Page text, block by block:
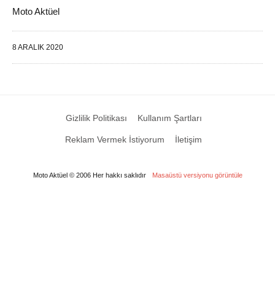
Moto Aktüel
8 ARALIK 2020
Gizlilik Politikası Kullanım Şartları
Reklam Vermek İstiyorum İletişim
Moto Aktüel © 2006 Her hakkı saklıdır Masaüstü versiyonu görüntüle